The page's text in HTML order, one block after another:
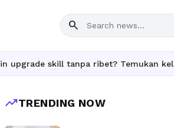
search
tanpa ribet? Temukan kelas seru
trending_upTRENDING NOW